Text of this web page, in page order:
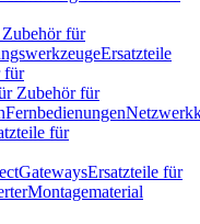
für
Ersatzteile
für
Zubehör für
Fernbedienungen
für
GatewaysErsatzteile für
Montagematerial